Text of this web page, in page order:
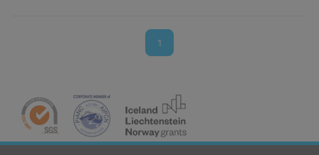
1